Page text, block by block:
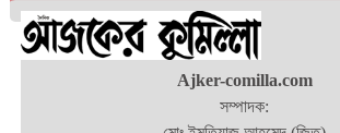
দাউদকান্দিতে ৫২ কেজি গাঁজাসহ
আটক ১
কুমিল্লার ৫ হাসপাতাল-
Ajker-comilla.com
সম্পাদক: